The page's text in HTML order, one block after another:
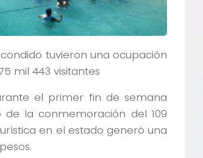
tuvieron una ocupación
mil 443 visitantes
el primer fin de semana
la conmemoración del 109
en el estado generó una